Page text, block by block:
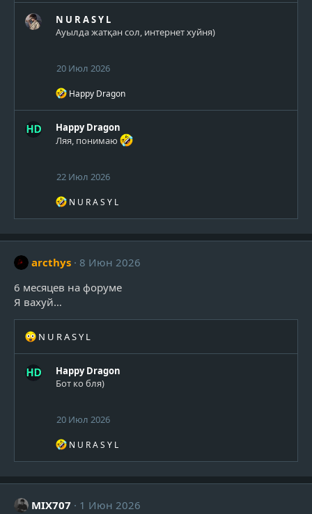
а
к
ц
N U R A S Y L
Ауылда жатқан сол, интернет хуйня)
20 Июл 2026
Р
а
к
ц
и
Happy Dragon
Happy Dragon
Ляя, понимаю
22 Июл 2026
Р
а
ц
и
N U R A S Y L
arcthys
8 Июн 2026
6 месяцев на форуме
Я вахуй…
Р
к
N U R A S Y L
Happy Dragon
Бот ко бля)
20 Июл 2026
Р
а
ц
и
N U R A S Y L
MIX707 1 Июн 2026